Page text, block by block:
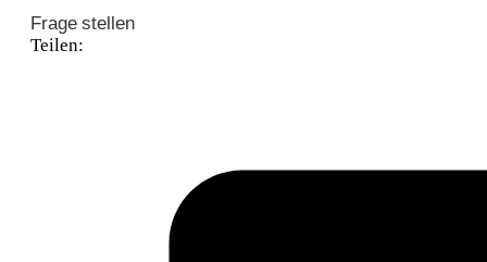
Frage stellen
Teilen: